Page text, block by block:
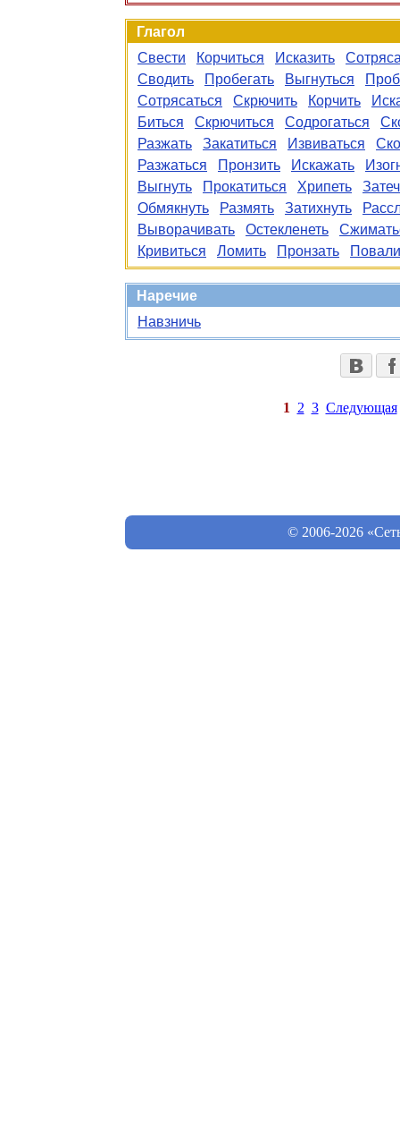
Глагол
Свести
Корчиться Исказить
Сводить
Пробегать Выгнуться
Сотрясаться
Скрючить Корчить
Биться
Скрючиться Содрогаться
Разжать
Закатиться Извиваться
Разжаться
Пронзить Искажать
Выгнуть
Прокатиться Хрипеть
Обмякнуть
Размять Затихнуть
Выворачивать
Остекленеть
Кривиться
Ломить Пронзать
Наречие
Навзничь
1 2 3 Следующая
© 2006-2026